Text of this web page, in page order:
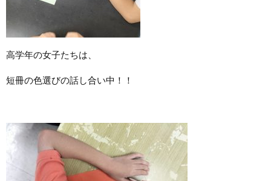
高学年の女子たちは、
短冊の色選びの話し合い中！！